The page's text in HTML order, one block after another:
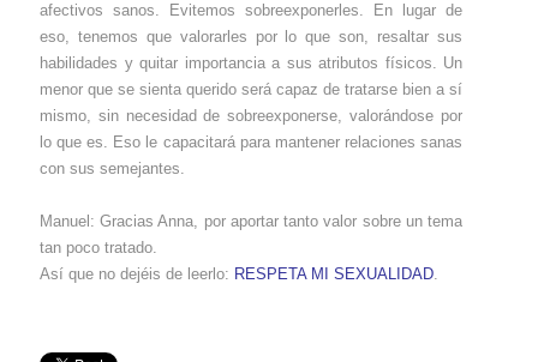
afectivos sanos. Evitemos sobreexponerles. En lugar de
eso, tenemos que valorarles por lo que son, resaltar sus
habilidades y quitar importancia a sus atributos físicos. Un
menor que se sienta querido será capaz de tratarse bien a sí
mismo, sin necesidad de sobreexponerse, valorándose por
lo que es. Eso le capacitará para mantener relaciones sanas
con sus semejantes.
Manuel: Gracias Anna, por aportar tanto valor sobre un tema
tan poco tratado.
Así que no dejéis de leerlo: RESPETA MI SEXUALIDAD.